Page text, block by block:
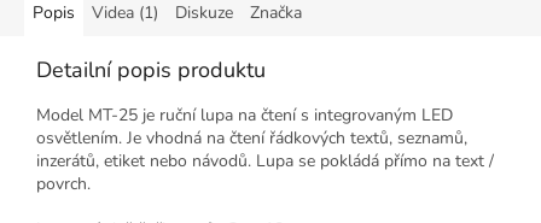
Popis Videa (1) Diskuze Značka
Detailní popis produktu
Model MT-25 je ruční lupa na čtení s integrovaným LED
osvětlením. Je vhodná na čtení řádkových textů, seznamů,
inzerátů, etiket nebo návodů. Lupa se pokládá přímo na text /
povrch.